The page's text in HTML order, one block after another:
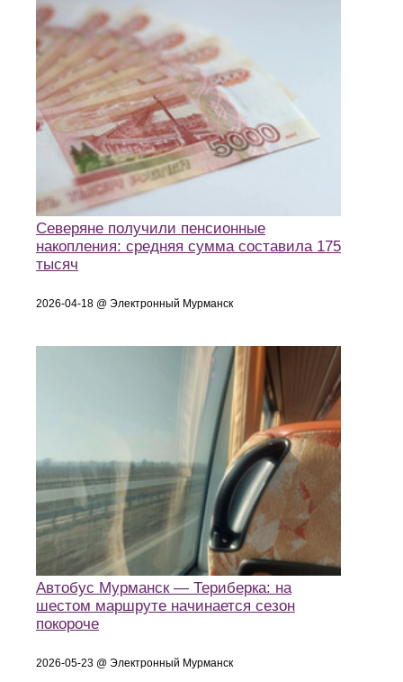
Северяне получили пенсионные
накопления: средняя сумма составила 175
тысяч
2026-04-18 @ Электронный Мурманск
Автобус Мурманск — Териберка: на
шестом маршруте начинается сезон
покороче
2026-05-23 @ Электронный Мурманск